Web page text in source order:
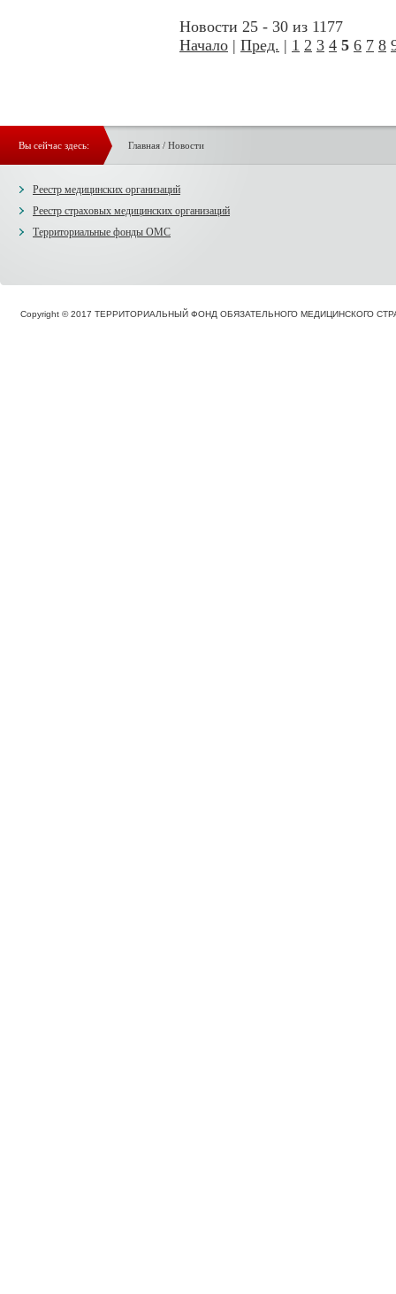
Новости 25 - 30 из 1177
Начало | Пред. | 1 2 3 4 5 6 7 8
Вы сейчас здесь: Главная/ Новости
Реестр медицинских организаций
Реестр страховых медицинских организаций
Территориальные фонды ОМС
Copyright © 2017 ТЕРРИТОРИАЛЬНЫЙ ФОНД ОБЯЗАТЕЛЬНОГО МЕДИЦИНСКОГО